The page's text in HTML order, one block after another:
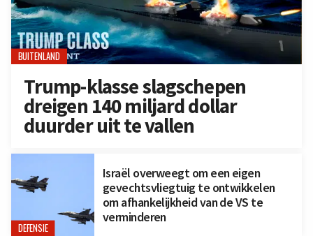
BUITENLAND
Trump-klasse slagschepen
dreigen 140 miljard dollar
duurder uit te vallen
DEFENSIE
Israël overweegt om een eigen
gevechtsvliegtuig te ontwikkelen
om afhankelijkheid van de VS te
verminderen